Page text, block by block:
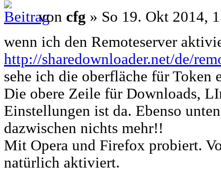
von cfg » So 19. Okt 2014,
wenn ich den Remoteserver
http://sharedownloader.net/de/
sehe ich die oberfläche für Token
Die obere Zeile für Downloads,
Einstellungen ist da. Ebenso
dazwischen nichts mehr!!
Mit Opera und Firefox probiert.
natürlich aktiviert.